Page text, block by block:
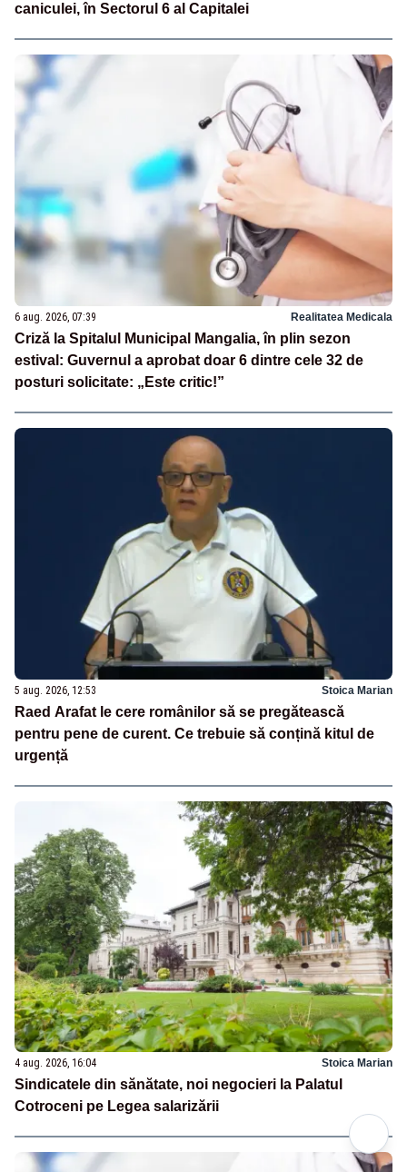
caniculei, în Sectorul 6 al Capitalei
6 aug. 2026, 07:39 Realitatea Medicala
Criză la Spitalul Municipal Mangalia, în plin sezon
estival: Guvernul a aprobat doar 6 dintre cele 32 de
posturi solicitate: „Este critic!”
5 aug. 2026, 12:53 Stoica Marian
Raed Arafat le cere românilor să se pregătească
pentru pene de curent. Ce trebuie să conțină kitul de
urgență
4 aug. 2026, 16:04 Stoica Marian
Sindicatele din sănătate, noi negocieri la Palatul
Cotroceni pe Legea salarizării